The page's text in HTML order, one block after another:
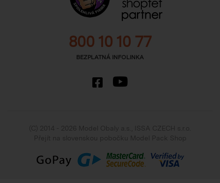
800 10 10 77
BEZPLATNÁ INFOLINKA